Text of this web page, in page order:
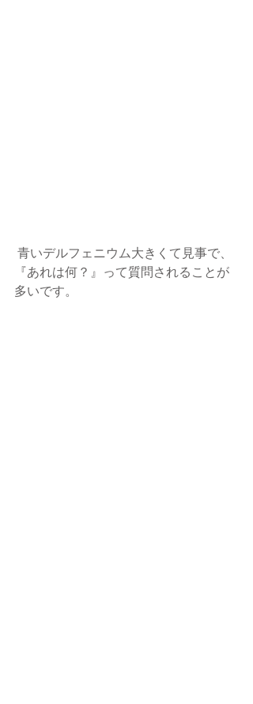
『あれは何？』って質問されることが
多いです。